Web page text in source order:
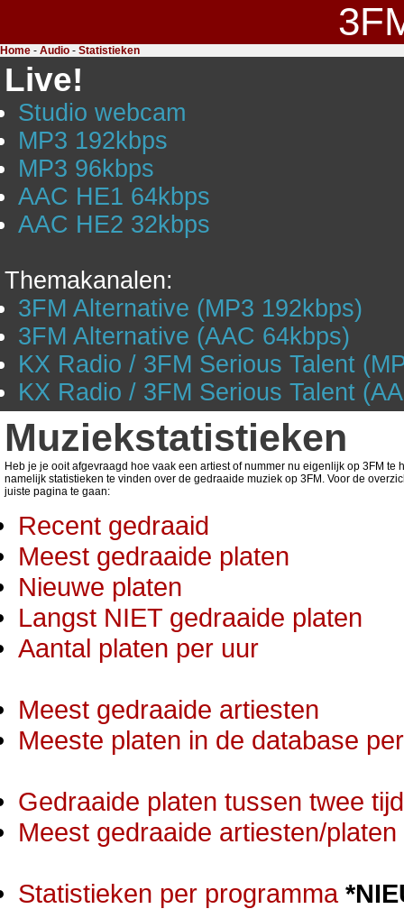
Home - Audio - Statistieken
Live!
Studio webcam
MP3 192kbps
MP3 96kbps
AAC HE1 64kbps
AAC HE2 32kbps
Themakanalen:
3FM Alternative (MP3 192kbps)
3FM Alternative (AAC 64kbps)
KX Radio / 3FM Serious Talent
KX Radio / 3FM Serious Talent
Muziekstatistieken
Heb je je ooit afgevraagd hoe vaak een artiest of nummer nu eigenlijk op 3FM
namelijk statistieken te vinden over de gedraaide muziek op 3FM. Voor de
juiste pagina te gaan:
Recent gedraaid
Meest gedraaide platen
Nieuwe platen
Langst NIET gedraaide platen
Aantal platen per uur
Meest gedraaide artiesten
Meeste platen in de database
Gedraaide platen tussen twee
Meest gedraaide artiesten/
Statistieken per programma